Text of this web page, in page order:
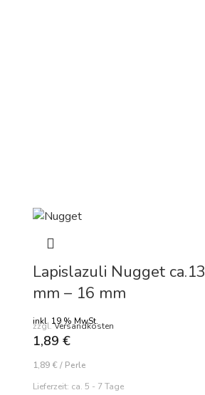
Lapislazuli Nugget ca.13
mm – 16 mm
inkl. 19 % MwSt.
zzgl.Versandkosten
1,89 €
1,89 € / Perle
Lieferzeit: ca. 5 - 7 Tage